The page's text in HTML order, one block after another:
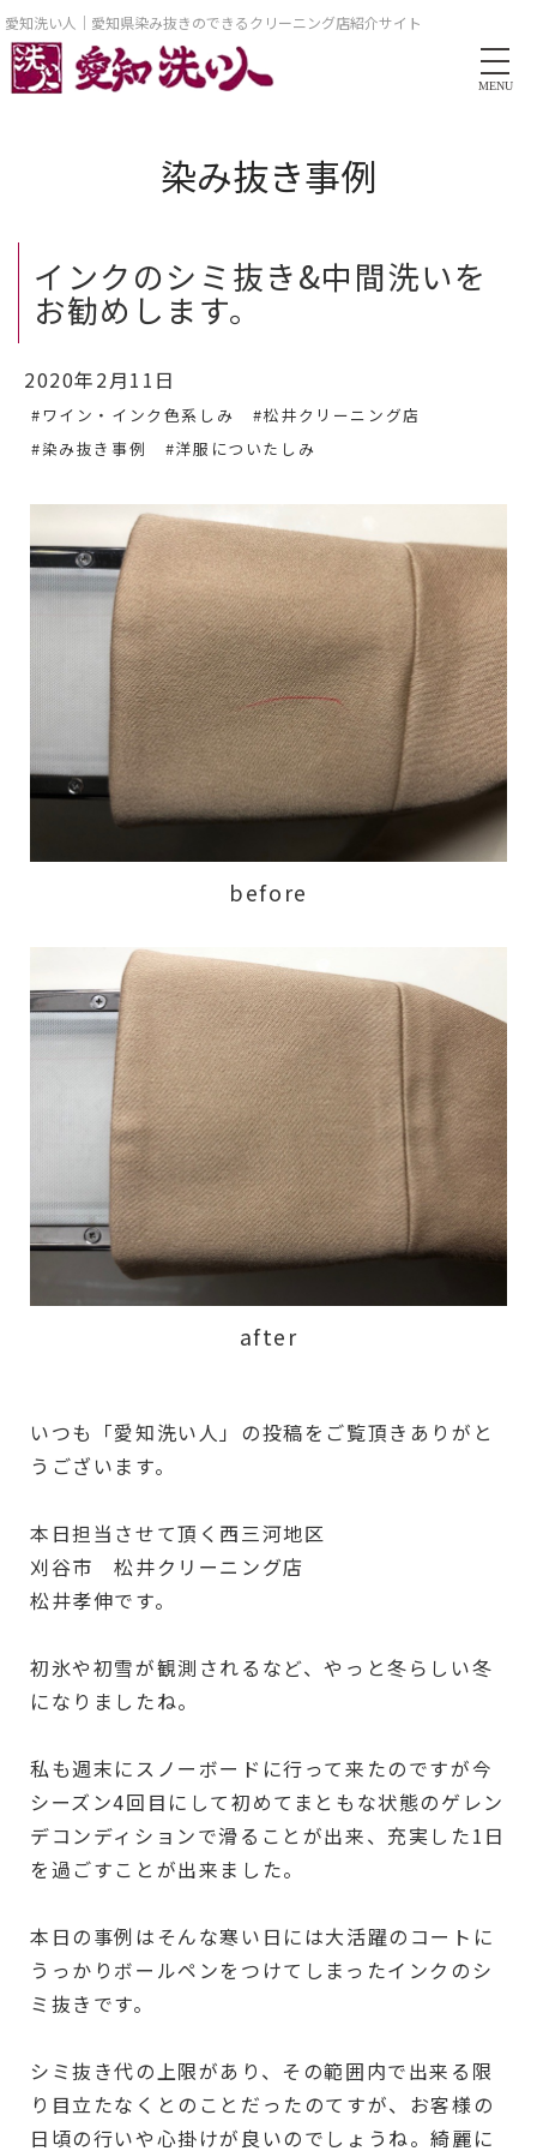
愛知洗い人｜愛知県染み抜きのできるクリーニング店紹介サイト
MENU
染み抜き事例
インクのシミ抜き&中間洗いを
お勧めします。
2020年2月11日
#ワイン・インク色系しみ
#松井クリーニング店
#染み抜き事例
#洋服についたしみ
before
after
いつも「愛知洗い人」の投稿をご覧頂きありがと
うございます。
本日担当させて頂く西三河地区
刈谷市 松井クリーニング店
松井孝伸です。
初氷や初雪が観測されるなど、やっと冬らしい冬
になりましたね。
私も週末にスノーボードに行って来たのですが今
シーズン4回目にして初めてまともな状態のゲレン
デコンディションで滑ることが出来、充実した1日
を過ごすことが出来ました。
本日の事例はそんな寒い日には大活躍のコートに
うっかりボールペンをつけてしまったインクのシ
ミ抜きです。
シミ抜き代の上限があり、その範囲内で出来る限
り目立たなくとのことだったのてすが、お客様の
日頃の行いや心掛けが良いのでしょうね。綺麗に